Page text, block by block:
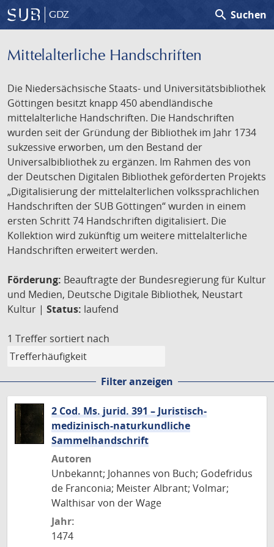
GDZ search Suchen
Mittelalterliche Handschriften
Die Niedersächsische Staats- und Universitätsbibliothek
Göttingen besitzt knapp 450 abendländische
mittelalterliche Handschriften. Die Handschriften
wurden seit der Gründung der Bibliothek im Jahr 1734
sukzessive erworben, um den Bestand der
Universalbibliothek zu ergänzen. Im Rahmen des von
der Deutschen Digitalen Bibliothek geförderten Projekts
„Digitalisierung der mittelalterlichen volkssprachlichen
Handschriften der SUB Göttingen“ wurden in einem
ersten Schritt 74 Handschriften digitalisiert. Die
Kollektion wird zukünftig um weitere mittelalterliche
Handschriften erweitert werden.
Förderung: Beauftragte der Bundesregierung für Kultur
und Medien, Deutsche Digitale Bibliothek, Neustart
Kultur | Status: laufend
1 Treffer sortiert nach
Filter anzeigen
2 Cod. Ms. jurid. 391 – Juristisch-
medizinisch-naturkundliche
Sammelhandschrift
Autoren
Unbekannt; Johannes von Buch; Godefridus
de Franconia; Meister Albrant; Volmar;
Walthisar von der Wage
Jahr:
1474